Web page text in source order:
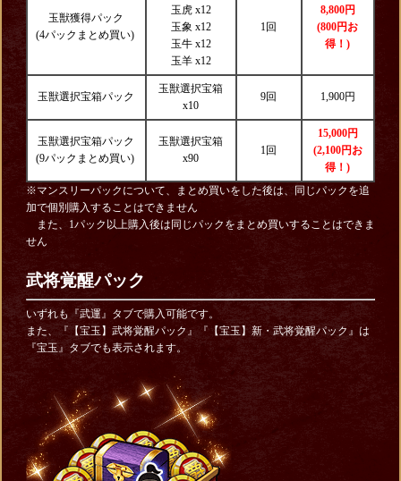
玉獣獲得パック
(4パックまとめ買い)
玉虎 x12
玉象 x12
玉牛 x12
玉羊 x12
1回
8,800円
(800円お
得！)
玉獣選択宝箱パック
玉獣選択宝箱
x10
9回 1,900円
玉獣選択宝箱パック
(9パックまとめ買い)
玉獣選択宝箱
x90
1回
15,000円
(2,100円お
得！)
※マンスリーパックについて、まとめ買いをした後は、同じパックを追
加で個別購入することはできません
また、1パック以上購入後は同じパックをまとめ買いすることはできま
せん
武将覚醒パック
いずれも『武運』タブで購入可能です。
また、『【宝玉】武将覚醒パック』『【宝玉】新・武将覚醒パック』は
『宝玉』タブでも表示されます。